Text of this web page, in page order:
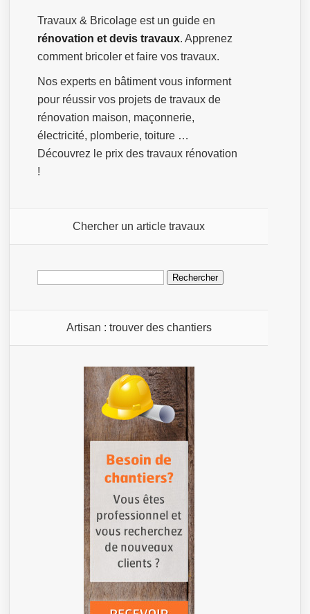
Travaux & Bricolage est un guide en
rénovation et devis travaux. Apprenez
comment bricoler et faire vos travaux.
Nos experts en bâtiment vous informent
pour réussir vos projets de travaux de
rénovation maison, maçonnerie,
électricité, plomberie, toiture …
Découvrez le prix des travaux rénovation
!
Chercher un article travaux
Rechercher :
Artisan : trouver des chantiers